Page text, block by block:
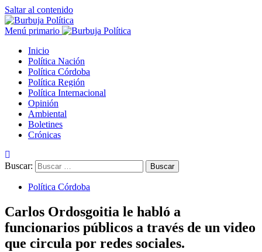
Saltar al contenido
Menú primario
Inicio
Política Nación
Política Córdoba
Política Región
Política Internacional
Opinión
Ambiental
Boletines
Crónicas
Buscar:
Política Córdoba
Carlos Ordosgoitia le habló a
funcionarios públicos a través de un video
que circula por redes sociales.